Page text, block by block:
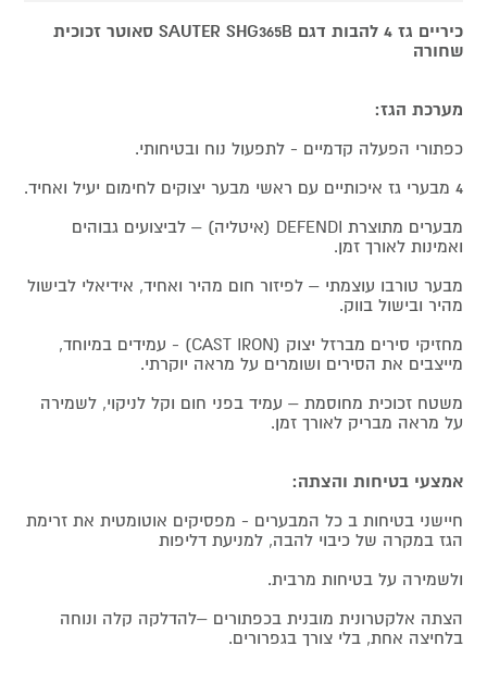
כיריים גז 4 להבות דגם SAUTER SHG365B סאוטר זכוכית
שחורה
מערכת הגז:
כפתורי הפעלה קדמיים - לתפעול נוח ובטיחותי.
4 מבערי גז איכותיים עם ראשי מבער יצוקים לחימום יעיל ואחיד.
מבערים מתוצרת DEFENDI (איטליה) – לביצועים גבוהים
ואמינות לאורך זמן.
מבער טורבו עוצמתי – לפיזור חום מהיר ואחיד, אידיאלי לבישול
מהיר ובישול בווק.
מחזיקי סירים מברזל יצוק (CAST IRON) - עמידים במיוחד,
מייצבים את הסירים ושומרים על מראה יוקרתי.
משטח זכוכית מחוסמת – עמיד בפני חום וקל לניקוי, לשמירה
על מראה מבריק לאורך זמן.
אמצעי בטיחות והצתה:
חיישני בטיחות ב כל המבערים - מפסיקים אוטומטית את זרימת
הגז במקרה של כיבוי להבה, למניעת דליפות
ולשמירה על בטיחות מרבית.
הצתה אלקטרונית מובנית בכפתורים –להדלקה קלה ונוחה
בלחיצה אחת, בלי צורך בגפרורים.